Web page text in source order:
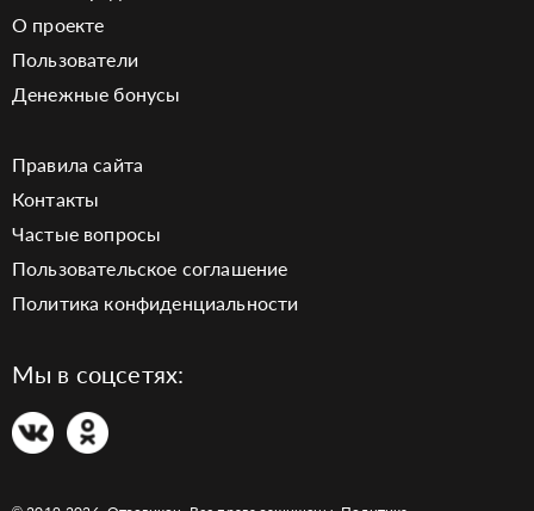
О проекте
Пользователи
Денежные бонусы
Правила сайта
Контакты
Частые вопросы
Пользовательское соглашение
Политика конфиденциальности
Мы в соцсетях: